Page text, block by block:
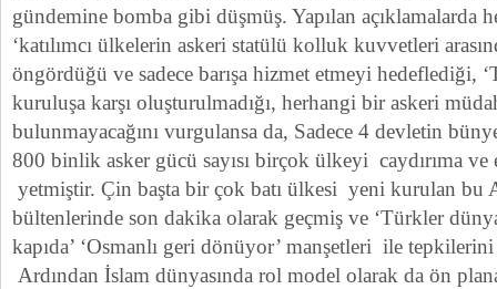
gündemine bomba gibi düşmüş. Yapılan açıklamalarda
‘katılımcı ülkelerin askeri statülü kolluk kuvvetleri
öngördüğü ve sadece barışa hizmet etmeyi hedeflediği,
kuruluşa karşı oluşturulmadığı, herhangi bir askeri
bulunmayacağını vurgulansa da, Sadece 4 devletin
800 binlik asker gücü sayısı birçok ülkeyi caydırıma ve
yetmiştir. Çin başta bir çok batı ülkesi yeni kurulan
bültenlerinde son dakika olarak geçmiş ve ‘Türkler
kapıda’ ‘Osmanlı geri dönüyor’ manşetleri ile
Ardından İslam dünyasında rol model olarak da ön